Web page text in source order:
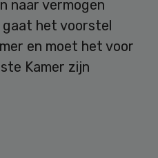
naar vermogen
gaat het voorstel
en moet het voor
Kamer zijn